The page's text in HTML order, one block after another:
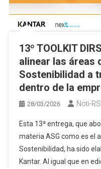
13º TOOLKIT
alinear las áreas
Sostenibilidad a
dentro de la
28/03/2026 Noti-
Esta 13ª entrega, que
materia ASG como es el
Sostenibilidad, ha sido
Kantar. Al igual que en